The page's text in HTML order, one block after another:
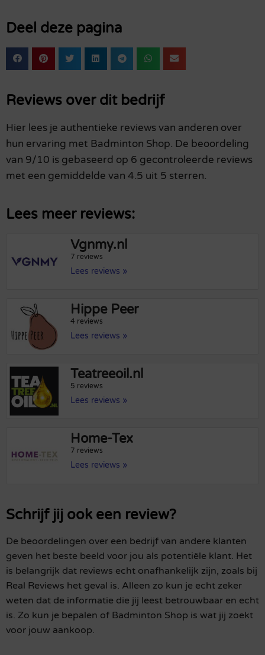
Deel deze pagina
Reviews over dit bedrijf
Hier lees je authentieke reviews van anderen over
hun ervaring met Badminton Shop. De beoordeling
van 9/10 is gebaseerd op 6 gecontroleerde reviews
met een gemiddelde van 4.5 uit 5 sterren.
Lees meer reviews:
Vgnmy.nl
7 reviews
Lees reviews »
Hippe Peer
4 reviews
Lees reviews »
Teatreeoil.nl
5 reviews
Lees reviews »
Home-Tex
7 reviews
Lees reviews »
Schrijf jij ook een review?
De beoordelingen over een bedrijf van andere klanten
geven het beste beeld voor jou als potentiële klant. Het
is belangrijk dat reviews echt onafhankelijk zijn, zoals bij
Real Reviews het geval is. Alleen zo kun je echt zeker
weten dat de informatie die jij leest betrouwbaar en echt
is. Zo kun je bepalen of Badminton Shop is wat jij zoekt
voor jouw aankoop.